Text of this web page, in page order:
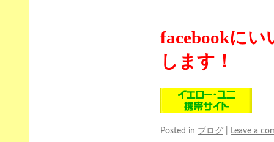
facebookに
します！
Posted in ブログ Leave a